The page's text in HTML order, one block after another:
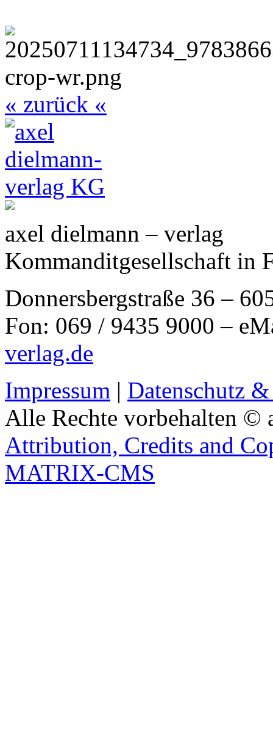
« zurück «
axel dielmann – verlag
Kommanditgesellschaft in
Donnersbergstraße 36 –
Fon: 069 / 9435 9000 –
verlag.de
Impressum | Datenschutz
Alle Rechte vorbehalten ©
Attribution, Credits and
MATRIX-CMS